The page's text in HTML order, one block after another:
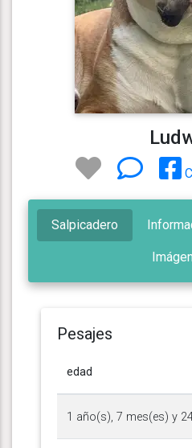
Salpicadero
Pesajes
edad
1 año(s), 7 mes(es) y